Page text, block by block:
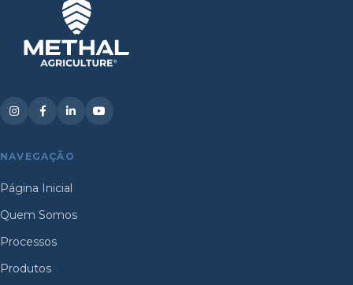
NAVEGAÇÃO
Página Inicial
Quem Somos
Processos
Produtos